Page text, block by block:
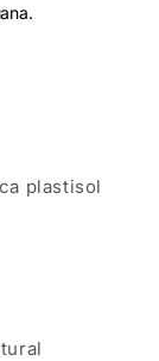
plastisol